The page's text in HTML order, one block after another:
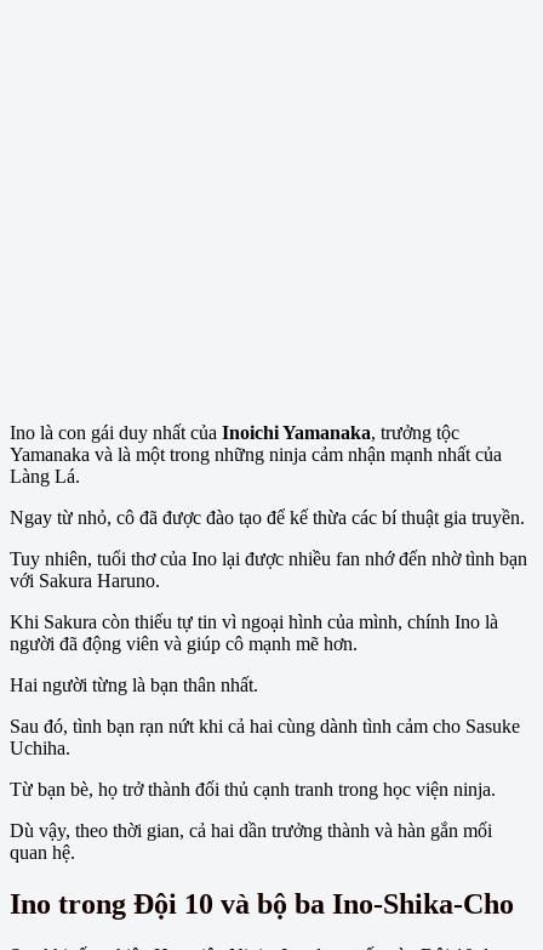
Ino là con gái duy nhất của Inoichi Yamanaka, trưởng tộc
Yamanaka và là một trong những ninja cảm nhận mạnh nhất của
Làng Lá.
Ngay từ nhỏ, cô đã được đào tạo để kế thừa các bí thuật gia truyền.
Tuy nhiên, tuổi thơ của Ino lại được nhiều fan nhớ đến nhờ tình bạn
với Sakura Haruno.
Khi Sakura còn thiếu tự tin vì ngoại hình của mình, chính Ino là
người đã động viên và giúp cô mạnh mẽ hơn.
Hai người từng là bạn thân nhất.
Sau đó, tình bạn rạn nứt khi cả hai cùng dành tình cảm cho Sasuke
Uchiha.
Từ bạn bè, họ trở thành đối thủ cạnh tranh trong học viện ninja.
Dù vậy, theo thời gian, cả hai dần trưởng thành và hàn gắn mối
quan hệ.
Ino trong Đội 10 và bộ ba Ino-Shika-Cho